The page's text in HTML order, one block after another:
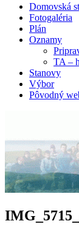
Domovská
Fotogaléria
Plán
Oznamy
TA –
Stanovy
Výbor
Pôvodný